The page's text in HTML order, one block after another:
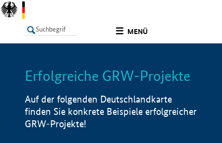
MENÜ
LISTE Info
Erfolgreiche GRW-Projekte
Auf der folgenden Deutschlandkarte
finden Sie konkrete Beispiele erfolgreicher
GRW-Projekte!